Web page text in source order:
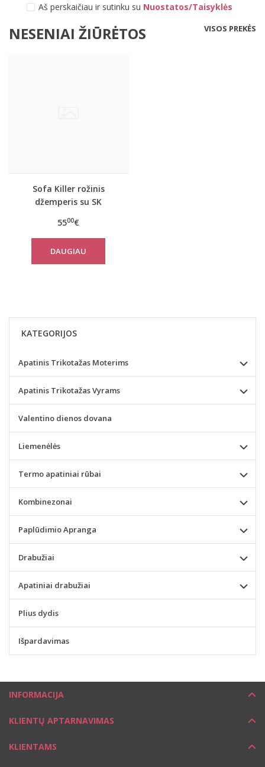
Aš perskaičiau ir sutinku su Nuostatos/Taisyklės
NESENIAI ŽIŪRĖTOS VISOS PREKĖS
Sofa Killer rožinis
džemperis su SK
5500€
DAUGIAU
KATEGORIJOS
Apatinis Trikotažas Moterims
Apatinis Trikotažas Vyrams
Valentino dienos dovana
Liemenėlės
Termo apatiniai rūbai
Kombinezonai
Paplūdimio Apranga
Drabužiai
Apatiniai drabužiai
Plius dydis
Išpardavimas
INFORMACIJA
KLIENTŲ APTARNAVIMAS
KLIENTAMS